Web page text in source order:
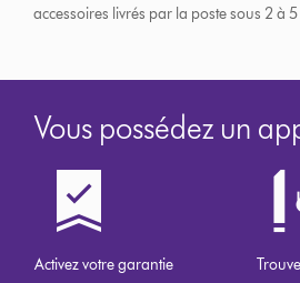
accessoires livrés par la poste sous 2 à
Vous possédez un
Activez votre garantie